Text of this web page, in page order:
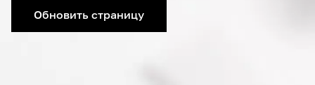
Обновить страницу